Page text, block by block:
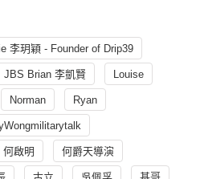
李玥穎 - Founder of Drip39
JBS Brian 李凱賢 Louise
Norman Ryan
何啟明 何爵天導演